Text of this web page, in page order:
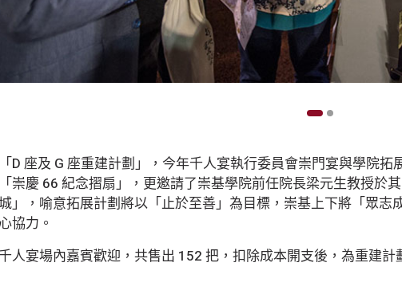
D 座及 G 座重建計劃」，今年千人宴執行委員會崇門宴與學院
崇慶 66 紀念摺扇」，更邀請了崇基學院前任院長梁元生教授於
」，喻意拓展計劃將以「止於至善」為目標，崇基上下將「眾
協力。
人宴場內嘉賓歡迎，共售出 152 把，扣除成本開支後，為重建計